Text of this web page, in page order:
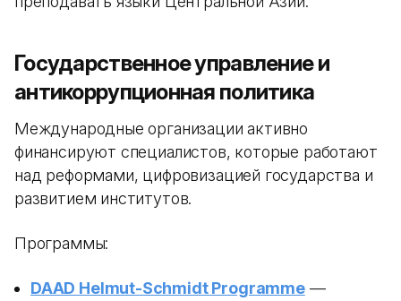
Государственное управление и
антикоррупционная политика
Международные организации активно
финансируют специалистов, которые работают
над реформами, цифровизацией государства и
развитием институтов.
Программы:
DAAD Helmut-Schmidt Programme—